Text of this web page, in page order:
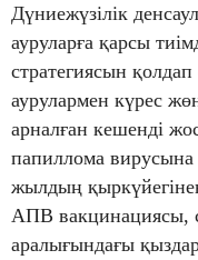
Дүниежүзілік
ауруларға қарсы
стратегиясын
аурулармен күрес
арналған кешенді
папиллома вирусына
жылдың
АПВ вакцинациясы,
аралығындағы